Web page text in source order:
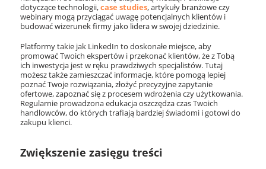
dotyczące technologii,case studies, artykuły branżowe czy
webinary mogą przyciągać uwagę potencjalnych klientów i
budować wizerunek firmy jako lidera w swojej dziedzinie.
Platformy takie jak LinkedIn to doskonałe miejsce, aby
promować Twoich ekspertów i przekonać klientów, że z Tobą
ich inwestycja jest w ręku prawdziwych specjalistów. Tutaj
możesz także zamieszczać informacje, które pomogą lepiej
poznać Twoje rozwiązania, złożyć precyzyjne zapytanie
ofertowe, zapoznać się z procesem wdrożenia czy użytkowania.
Regularnie prowadzona edukacja oszczędza czas Twoich
handlowców, do których trafiają bardziej świadomi i gotowi do
zakupu klienci.
Zwiększenie zasięgu treści